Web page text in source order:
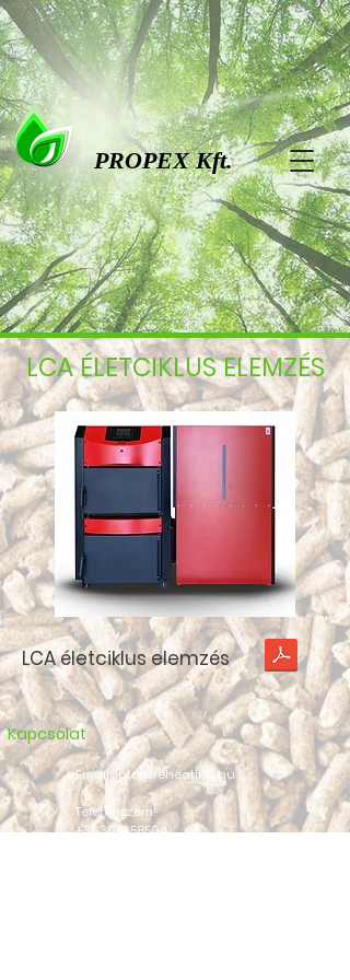
PROPEX Kft.
LCA ÉLETCIKLUS ELEMZÉS
LCA életciklus elemzés
Kapcsolat
Email: info@reheating.hu
Telefonszám:
+36305258504